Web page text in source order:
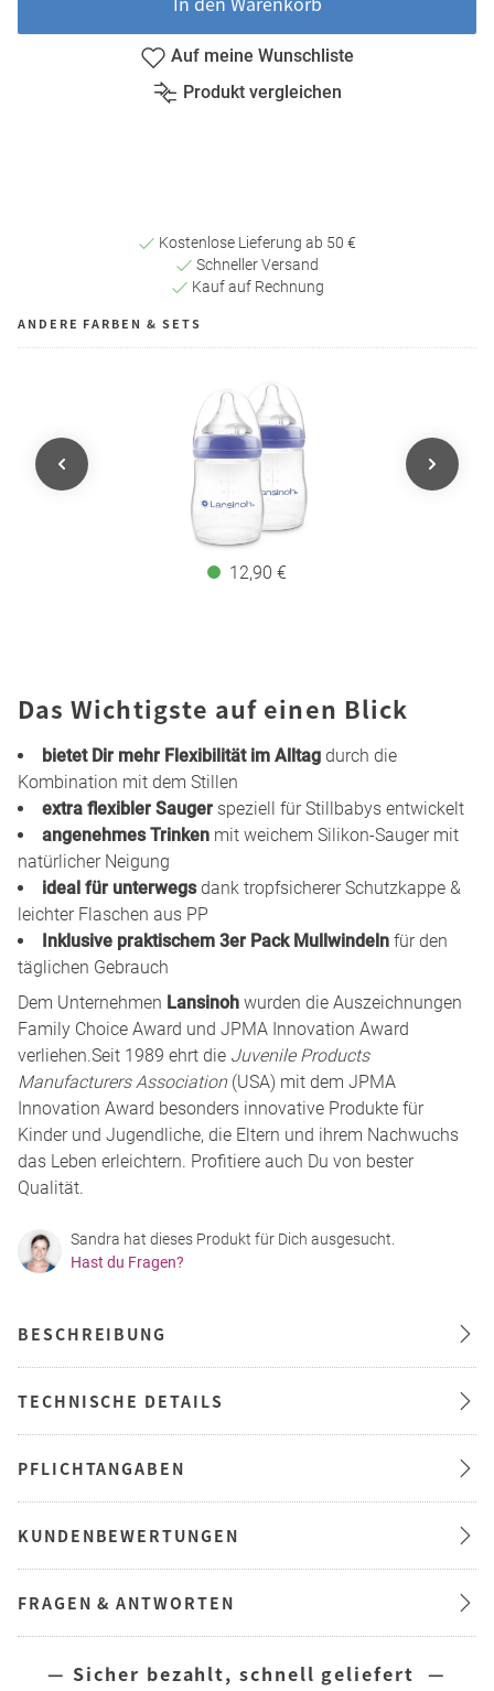
Auf meine Wunschliste
Produkt vergleichen
Kostenlose Lieferung ab 50 €
Schneller Versand
Kauf auf Rechnung
ANDERE FARBEN & SETS
12,90 €
Das Wichtigste auf einen Blick
bietet Dir mehr Flexibilität im Alltag durch die
Kombination mit dem Stillen
extra flexibler Sauger speziell für Stillbabys entwickelt
angenehmes Trinken mit weichem Silikon-Sauger mit
natürlicher Neigung
ideal für unterwegsdank tropfsicherer Schutzkappe &
leichter Flaschen aus PP
Inklusive praktischem 3er Pack Mullwindeln für den
täglichen Gebrauch
Dem Unternehmen Lansinoh wurden die Auszeichnungen
Family Choice Award und JPMA Innovation Award
verliehen.Seit 1989 ehrt die Juvenile Products
Manufacturers Association (USA) mit dem JPMA
Innovation Award besonders innovative Produkte für
Kinder und Jugendliche, die Eltern und ihrem Nachwuchs
das Leben erleichtern. Profitiere auch Du von bester
Qualität.
Sandra hat dieses Produkt für Dich ausgesucht.
Hast du Fragen?
BESCHREIBUNG
TECHNISCHE DETAILS
PFLICHTANGABEN
KUNDENBEWERTUNGEN
FRAGEN & ANTWORTEN
— Sicher bezahlt, schnell geliefert —